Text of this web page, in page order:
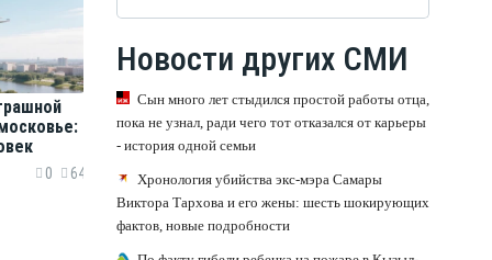
0 64
Новости других СМИ
Сын много лет стыдился простой работы отца,
пока не узнал, ради чего тот отказался от карьеры
- история одной семьи
Хронология убийства экс-мэра Самары
Виктора Тархова и его жены: шесть шокирующих
фактов, новые подробности